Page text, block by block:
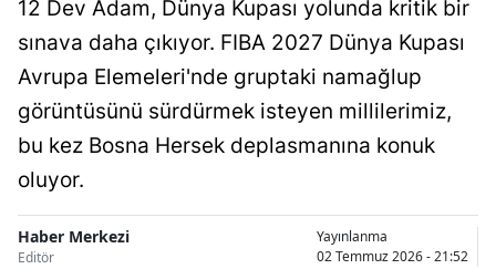
Aydın
Balıkesir
Bitlis
12 Dev Adam, Dünya Kupası yolunda kritik bir
sınava daha çıkıyor. FIBA 2027 Dünya Kupası
Avrupa Elemeleri'nde gruptaki namağlup
görüntüsünü sürdürmek isteyen millilerimiz,
bu kez Bosna Hersek deplasmanına konuk
oluyor.
Haber Merkezi
Editör
Yayınlanma
02 Temmuz 2026 - 21:52